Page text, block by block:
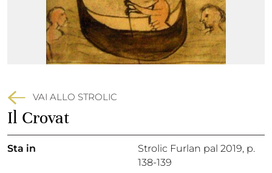
VAI ALLO STROLIC
Il Crovat
Sta in Strolic Furlan pal 2019, p.
138-139